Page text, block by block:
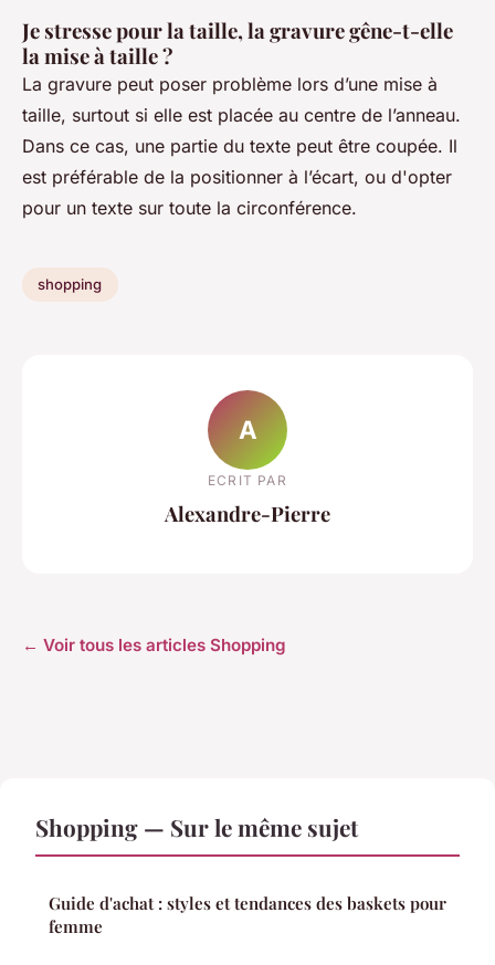
Je stresse pour la taille, la gravure gêne-t-elle
la mise à taille ?
La gravure peut poser problème lors d’une mise à
taille, surtout si elle est placée au centre de l’anneau.
Dans ce cas, une partie du texte peut être coupée. Il
est préférable de la positionner à l’écart, ou d'opter
pour un texte sur toute la circonférence.
shopping
A
ECRIT PAR
Alexandre-Pierre
← Voir tous les articles Shopping
Shopping — Sur le même sujet
Guide d'achat : styles et tendances des baskets pour
femme